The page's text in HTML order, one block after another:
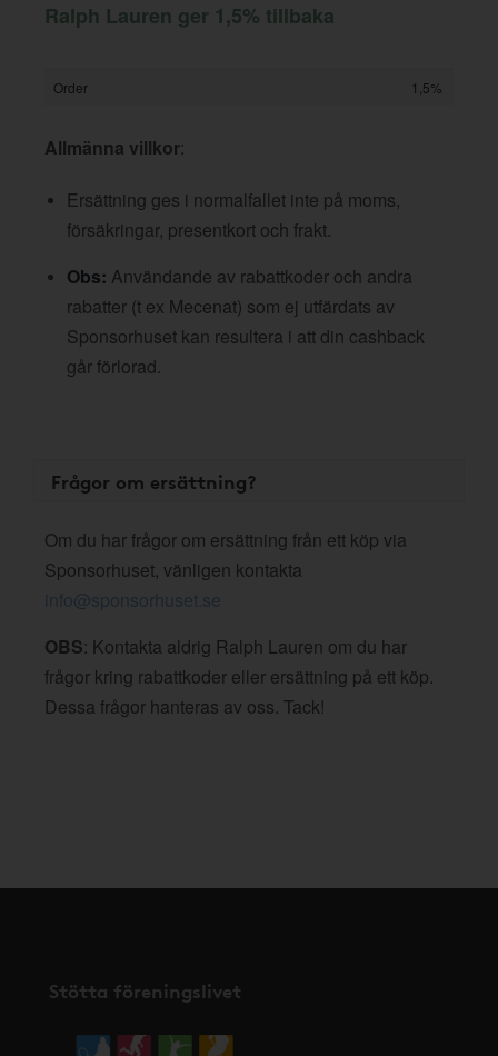
Ralph Lauren ger 1,5% tillbaka
Order 1,5%
Allmänna villkor:
Ersättning ges i normalfallet inte på moms,
försäkringar, presentkort och frakt.
Obs: Användande av rabattkoder och andra
rabatter (t ex Mecenat) som ej utfärdats av
Sponsorhuset kan resultera i att din cashback
går förlorad.
Frågor om ersättning?
Om du har frågor om ersättning från ett köp via
Sponsorhuset, vänligen kontakta
info@sponsorhuset.se
OBS: Kontakta aldrig Ralph Lauren om du har
frågor kring rabattkoder eller ersättning på ett köp.
Dessa frågor hanteras av oss. Tack!
Stötta föreningslivet